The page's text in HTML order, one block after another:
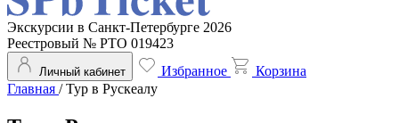
Экскурсии в Санкт-Петербурге 2026
Реестровый № РТО 019423
Личный кабинет Избранное
Корзина
Главная /Тур в Рускеалу